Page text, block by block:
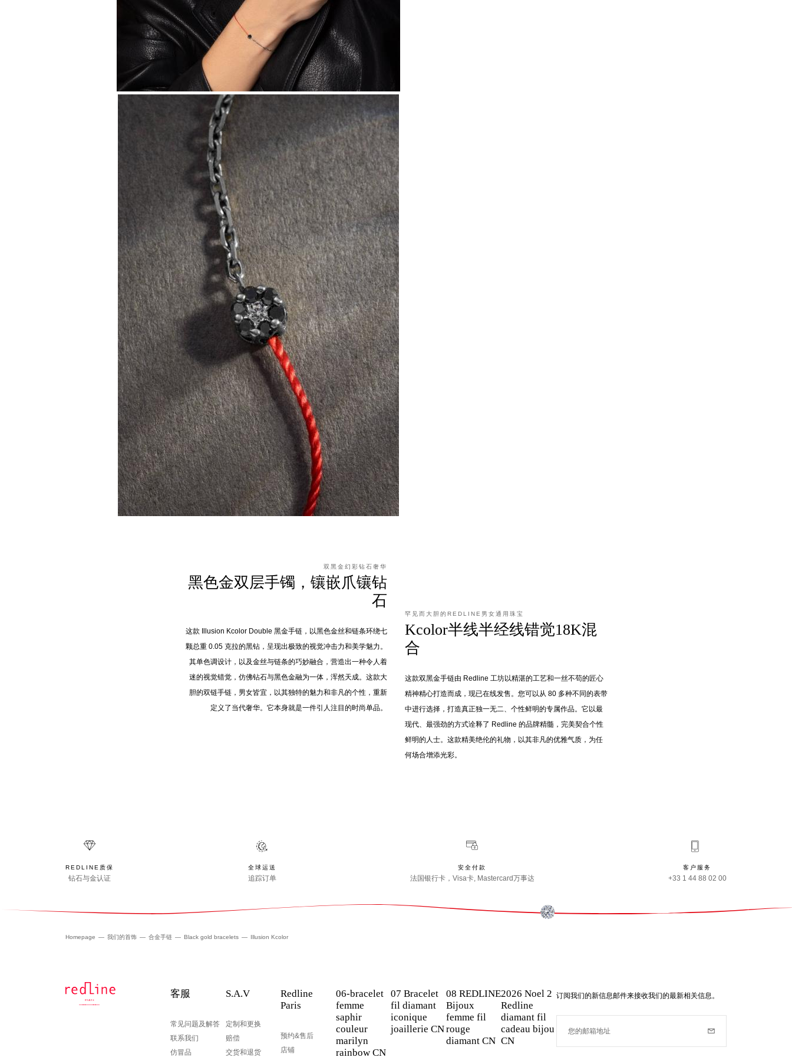
双黑金幻彩钻石奢华
黑色金双层手镯，镶嵌爪镶钻
石
这款 Illusion Kcolor Double 黑金手链，以黑色金丝和链条环绕七
颗总重 0.05 克拉的黑钻，呈现出极致的视觉冲击力和美学魅力。
其单色调设计，以及金丝与链条的巧妙融合，营造出一种令人着
迷的视觉错觉，仿佛钻石与黑色金融为一体，浑然天成。这款大
胆的双链手链，男女皆宜，以其独特的魅力和非凡的个性，重新
定义了当代奢华。它本身就是一件引人注目的时尚单品。
罕见而大胆的REDLINE男女通用珠宝
Kcolor半线半经线错觉18K混
合
这款双黑金手链由 Redline 工坊以精湛的工艺和一丝不苟的匠心
精神精心打造而成，现已在线发售。您可以从 80 多种不同的表带
中进行选择，打造真正独一无二、个性鲜明的专属作品。它以最
现代、最强劲的方式诠释了 Redline 的品牌精髓，完美契合个性
鲜明的人士。这款精美绝伦的礼物，以其非凡的优雅气质，为任
何场合增添光彩。
REDLINE质保
钻石与金认证
全球运送
追踪订单
安全付款
法国银行卡，Visa卡, Mastercard万事达
客户服务
+33 1 44 88 02 00
Homepage 我们的首饰 合金手链 Black gold bracelets Illusion Kcolor
客服
常见问题及解答
联系我们
仿冒品
S.A.V
定制和更换
赔偿
交货和退货
Redline
Paris
预约&售后
店铺
06-bracelet
femme
saphir
couleur
marilyn
rainbow CN
07 Bracelet
fil diamant
iconique
joaillerie CN
08 REDLINE
Bijoux
femme fil
rouge
diamant CN
2026 Noel 2
Redline
diamant fil
cadeau bijou
CN
订阅我们的新信息邮件来接收我们的最新相关信息。
您的邮箱地址